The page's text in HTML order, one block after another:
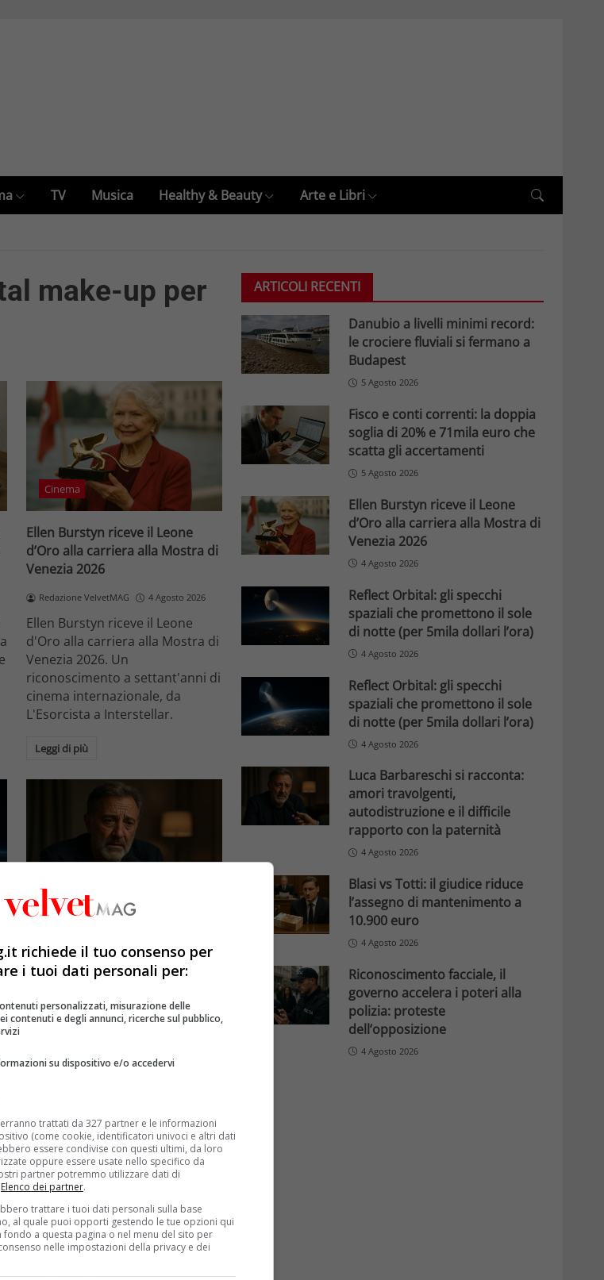
TV Musica Healthy & Beauty Arte e Libri
make-up per
Cinema
Ellen Burstyn riceve il Leone
d’Oro alla carriera alla Mostra di
Venezia 2026
Redazione VelvetMAG 4 Agosto 2026
Ellen Burstyn riceve il Leone
d'Oro alla carriera alla Mostra di
Venezia 2026. Un
riconoscimento a settant'anni di
cinema internazionale, da
L'Esorcista a Interstellar.
Leggi di più
Esclusiva Velvet
amori travolgenti,
autodistruzione e il difficile
rapporto con la paternità
Redazione VelvetMAG 4 Agosto 2026
70 anni in un'intervista intima:
rapporto con la paternità
Leggi di più
ARTICOLI RECENTI
Danubio a livelli minimi record:
le crociere fluviali si fermano a
Budapest
5 Agosto 2026
Fisco e conti correnti: la doppia
soglia di 20% e 71mila euro che
scatta gli accertamenti
5 Agosto 2026
Ellen Burstyn riceve il Leone
d’Oro alla carriera alla Mostra di
Venezia 2026
4 Agosto 2026
Reflect Orbital: gli specchi
spaziali che promettono il sole
di notte (per 5mila dollari l’ora)
4 Agosto 2026
Reflect Orbital: gli specchi
spaziali che promettono il sole
di notte (per 5mila dollari l’ora)
4 Agosto 2026
Luca Barbareschi si racconta:
amori travolgenti,
autodistruzione e il difficile
rapporto con la paternità
4 Agosto 2026
Blasi vs Totti: il giudice riduce
l’assegno di mantenimento a
10.900 euro
4 Agosto 2026
Riconoscimento facciale, il
governo accelera i poteri alla
polizia: proteste
dell’opposizione
4 Agosto 2026
richiede il tuo consenso per
i tuoi dati personali per:
personalizzati, misurazione delle
contenuti e degli annunci, ricerche sul pubblico,
su dispositivo e/o accedervi
trattati da 327 partner e le informazioni
(come cookie, identificatori univoci e altri dati
essere condivise con questi ultimi, da loro
oppure essere usate nello specifico da
partner potremmo utilizzare dati di
Elenco dei partner.
trattare i tuoi dati personali sulla base
al quale puoi opporti gestendo le tue opzioni qui
fondo a questa pagina o nel menu del sito per
nelle impostazioni della privacy e dei